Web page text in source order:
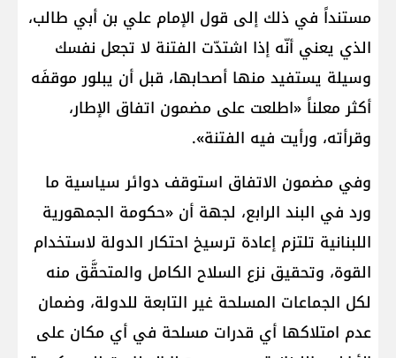
مستنداً في ذلك إلى قول الإمام علي بن أبي طالب،
الذي يعني أنّه إذا اشتدّت الفتنة لا تجعل نفسك
وسيلة يستفيد منها أصحابها، قبل أن يبلور موقفَه
أكثر معلناً «اطلعت على مضمون اتفاق الإطار،
وقرأته، ورأيت فيه الفتنة».
وفي مضمون الاتفاق استوقف دوائر سياسية ما
ورد في البند الرابع، لجهة أن «حكومة الجمهورية
اللبنانية تلتزم إعادة ترسيخ احتكار الدولة لاستخدام
القوة، وتحقيق نزع السلاح الكامل والمتحقَّق منه
لكل الجماعات المسلحة غير التابعة للدولة، وضمان
عدم امتلاكها أي قدرات مسلحة في أي مكان على